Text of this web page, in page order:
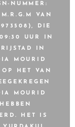
NUMMER:
VAN
DIE
UUR IN
IN
MOURID
HET VAN
MOURID
HET IS